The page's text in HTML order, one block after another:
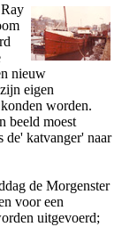
nieuw
eigen
worden.
beeld moest
katvanger' naar
de Morgenster
voor een
uitgevoerd;